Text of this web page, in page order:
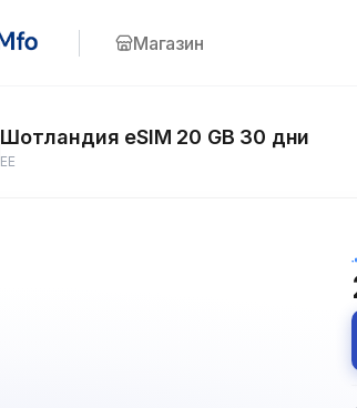
Магазин
Шотландия eSIM 20 GB 30 дни
EE